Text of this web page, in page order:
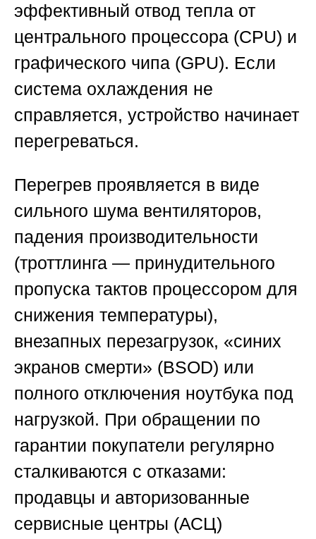
эффективный отвод тепла от
центрального процессора (CPU) и
графического чипа (GPU). Если
система охлаждения не
справляется, устройство начинает
перегреваться.
Перегрев проявляется в виде
сильного шума вентиляторов,
падения производительности
(троттлинга — принудительного
пропуска тактов процессором для
снижения температуры),
внезапных перезагрузок, «синих
экранов смерти» (BSOD) или
полного отключения ноутбука под
нагрузкой. При обращении по
гарантии покупатели регулярно
сталкиваются с отказами:
продавцы и авторизованные
сервисные центры (АСЦ)